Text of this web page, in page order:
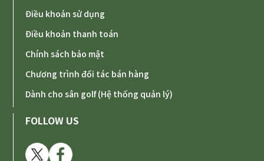
Điều khoản sử dụng
Điều khoản thanh toán
Chính sách bảo mật
Chương trình đối tác bán hàng
Dành cho sân golf (Hệ thống quản lý)
FOLLOW US